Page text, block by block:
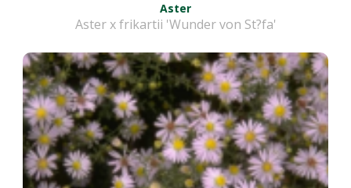
Aster
Aster x frikartii 'Wunder von St?fa'